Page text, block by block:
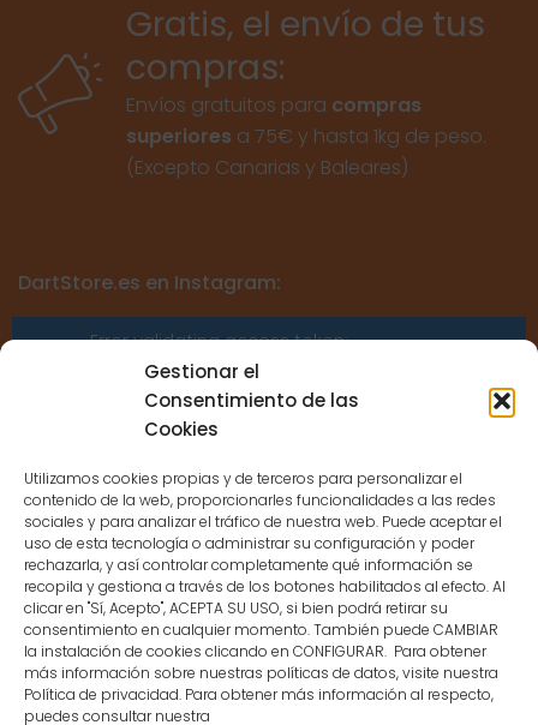
Gestionar el
Consentimiento de las
Cookies
Utilizamos cookies propias y de terceros para personalizar el
contenido de la web, proporcionarles funcionalidades a las redes
sociales y para analizar el tráfico de nuestra web. Puede aceptar el
uso de esta tecnología o administrar su configuración y poder
rechazarla, y así controlar completamente qué información se
recopila y gestiona a través de los botones habilitados al efecto. Al
clicar en "Sí, Acepto", ACEPTA SU USO, si bien podrá retirar su
consentimiento en cualquier momento. También puede CAMBIAR
la instalación de cookies clicando en CONFIGURAR. Para obtener
más información sobre nuestras políticas de datos, visite nuestra
Política de privacidad. Para obtener más información al respecto,
puedes consultar nuestra
Gratis, el envío de tus
compras:
Envíos gratuitos para compras
superiores a 75€ y hasta 1kg de peso.
(Excepto Canarias y Baleares)
DartStore.es en Instagram:
Error validating access token:
Sessions for the user are not allowed
because the user is not a confirmed
CONTACTO
MENÚ PRINCIPAL
MI CUENTA